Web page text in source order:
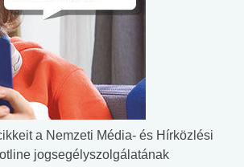
a Nemzeti Média- és Hírközlési
jogsegélyszolgálatának